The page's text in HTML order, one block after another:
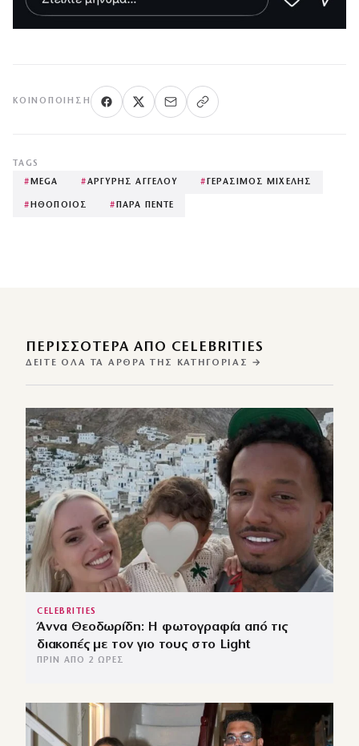
ΚΟΙΝΟΠΟΊΗΣΗ
TAGS
# MEGA #ΑΡΓΥΡΗΣ ΑΓΓΕΛΟΥ # ΓΕΡΑΣΙΜΟΣ ΜΙΧΕΛΗΣ
# ΗΘΟΠΟΙΟΣ # ΠΑΡΑ ΠΕΝΤΕ
ΠΕΡΙΣΣΌΤΕΡΑ ΑΠΌ CELEBRITIES
ΔΕΊΤΕ ΌΛΑ ΤΑ ΆΡΘΡΑ ΤΗΣ ΚΑΤΗΓΟΡΊΑΣ →
CELEBRITIES
Άννα Θεοδωρίδη: Η φωτογραφία από τις
διακοπές με τον γιο τους στο Light
ΠΡΙΝ ΑΠΌ 2 ΏΡΕΣ